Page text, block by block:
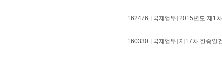
162476 [국제업무] 2015년도 제1
160330